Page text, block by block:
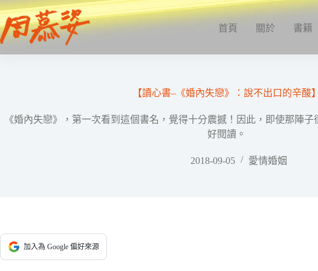
跳
至
主
首頁 關於 書籍
【讀心書–《婚內失戀》：說不出口的辛酸】
《婚內失戀》，第一次看到這個書名，覺得十分震撼！因此，即使那陣
好閱讀。
2018-09-05 愛情婚姻
加入為 Google 偏好來源